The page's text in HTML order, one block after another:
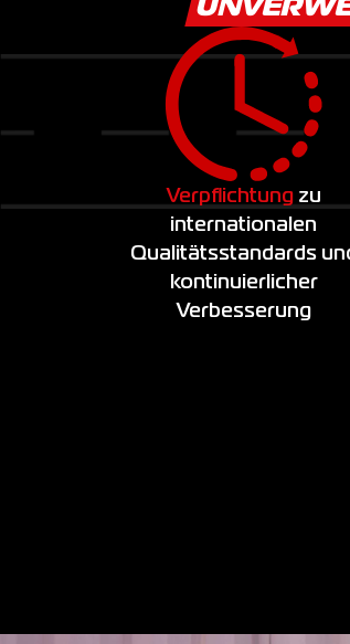
Verpflichtungzu
internationalen
Qualitätsstandards
kontinuierlicher
Verbesserung